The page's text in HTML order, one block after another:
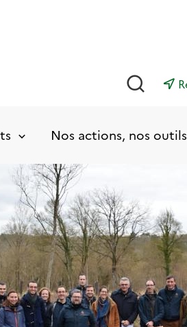
Nos actions, nos outils